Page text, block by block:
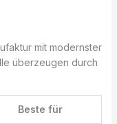
mit modernster
überzeugen durch
Beste für